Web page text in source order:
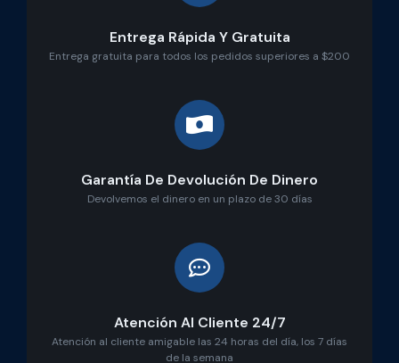
Entrega Rápida Y Gratuita
Entrega gratuita para todos los pedidos superiores a $200
Garantía De Devolución De Dinero
Devolvemos el dinero en un plazo de 30 días
Atención Al Cliente 24/7
Atención al cliente amigable las 24 horas del día, los 7 días
de la semana